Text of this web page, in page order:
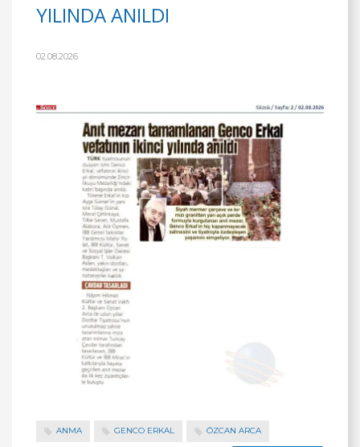
YILINDA ANILDI
02.08.2026
ANMA GENCO ERKAL ÖZCAN ARCA